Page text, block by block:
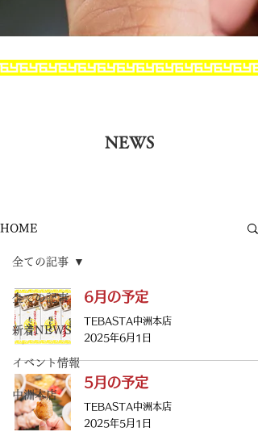
NEWS
HOME
全ての記事
新着NEWS
イベント情報
中洲本店
全ての記事
6月の予定
TEBASTA中洲本店
2025年6月1日
5月の予定
TEBASTA中洲本店
2025年5月1日